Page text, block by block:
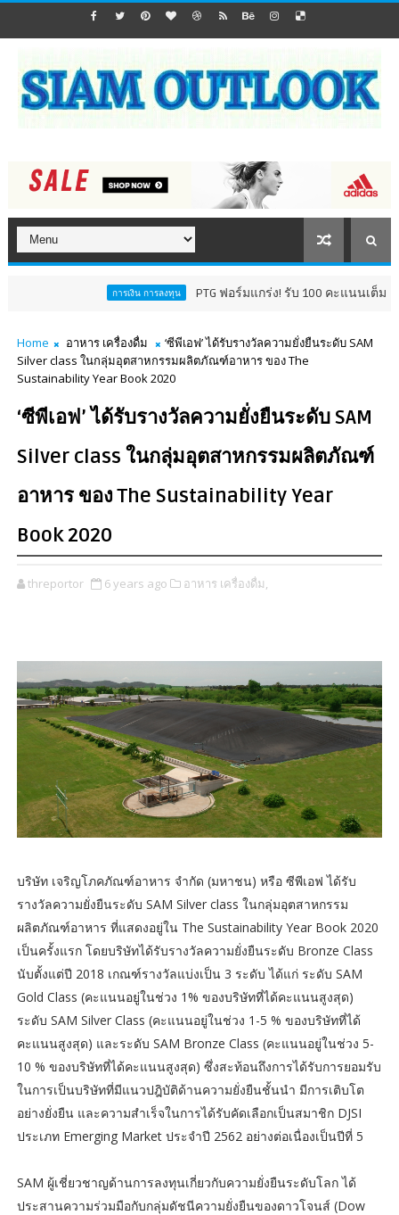
การเงิน การลงทุน PTG ฟอร์มแกร่ง! รับ 100 คะแนนเต็ม AGM
Home อาหาร เครื่องดื่ม
‘ซีพีเอฟ’ ได้รับรางวัลความยั่งยืนระดับ SAM
Silver class ในกลุ่มอุตสาหกรรมผลิตภัณฑ์อาหาร ของ The
Sustainability Year Book 2020
‘ซีพีเอฟ’ ได้รับรางวัลความยั่งยืนระดับ SAM
Silver class ในกลุ่มอุตสาหกรรมผลิตภัณฑ์
อาหาร ของ The Sustainability Year
Book 2020
threportor 6 years ago อาหาร เครื่องดื่ม,
บริษัท เจริญโภคภัณฑ์อาหาร จำกัด (มหาชน) หรือ ซีพีเอฟ ได้รับ
รางวัลความยั่งยืนระดับ SAM Silver class ในกลุ่มอุตสาหกรรม
ผลิตภัณฑ์อาหาร ที่แสดงอยู่ใน The Sustainability Year Book 2020
เป็นครั้งแรก โดยบริษัทได้รับรางวัลความยั่งยืนระดับ Bronze Class
นับตั้งแต่ปี 2018 เกณฑ์รางวัลแบ่งเป็น 3 ระดับ ได้แก่ ระดับ SAM
Gold Class (คะแนนอยู่ในช่วง 1% ของบริษัทที่ได้คะแนนสูงสุด)
ระดับ SAM Silver Class (คะแนนอยู่ในช่วง 1-5 % ของบริษัทที่ได้
คะแนนสูงสุด) และระดับ SAM Bronze Class (คะแนนอยู่ในช่วง 5-
10 % ของบริษัทที่ได้คะแนนสูงสุด) ซึ่งสะท้อนถึงการได้รับการยอมรับ
ในการเป็นบริษัทที่มีแนวปฎิบัติด้านความยั่งยืนชั้นนำ มีการเติบโต
อย่างยั่งยืน และความสำเร็จในการได้รับคัดเลือกเป็นสมาชิก DJSI
ประเภท Emerging Market ประจำปี 2562 อย่างต่อเนื่องเป็นปีที่ 5
SAM ผู้เชี่ยวชาญด้านการลงทุนเกี่ยวกับความยั่งยืนระดับโลก ได้
ประสานความร่วมมือกับกลุ่มดัชนีความยั่งยืนของดาวโจนส์ (Dow